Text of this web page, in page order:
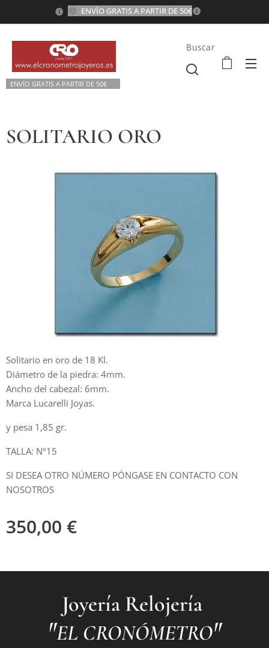
ENVÍO GRATIS A PARTIR DE 50€
ENVÍO GRATIS A PARTIR DE 50€💫
Buscar
SOLITARIO ORO
Solitario en oro de 18 Kl.
Diámetro de la piedra: 4mm.
Ancho del cabezal: 6mm.
Marca Lucarelli Joyas.
y pesa 1,85 gr.
TALLA: Nº15
SI DESEA OTRO NÚMERO PÓNGASE EN CONTACTO CON
NOSOTROS
350,00 €
Joyería Relojería
"EL CRONÓMETRO"